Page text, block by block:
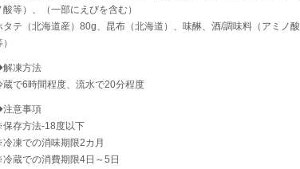
酸等）、（一部にえびを含む）
タテ（北海道産）80g、昆布（北海道）、味醂、酒/調味料（アミノ酸
凍方法
蔵で6時間程度、流水で20分程度
意事項
存方法-18度以下
凍での消味期限2カ月
蔵での消費期限4日～5日